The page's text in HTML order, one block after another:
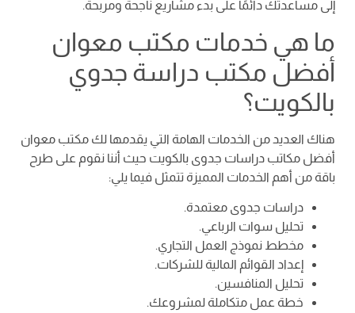
إلى مساعدتك دائمًا على بدء مشاريع ناجحة ومربحة.
ما هي خدمات مكتب معوان
أفضل مكتب دراسة جدوي
بالكويت؟
هناك العديد من الخدمات الهامة التي يقدمها لك مكتب معوان
أفضل مكاتب دراسات جدوى بالكويت حيث أننا نقوم على طرح
باقة من أهم الخدمات المميزة تتمثل فيما يلي:
دراسات جدوى معتمدة.
تحليل سوات الرباعي.
مخطط نموذج العمل التجاري.
إعداد القوائم المالية للشركات.
تحليل المنافسين.
خطة عمل متكاملة لمشروعك.